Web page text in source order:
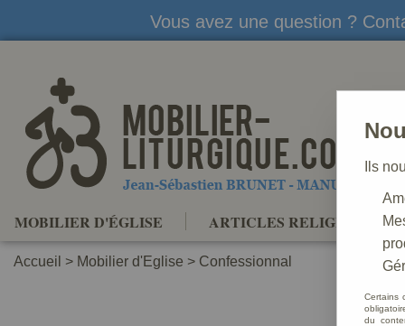
Vous avez une question ?
MOBILIER D'ÉGLISE ARTICLES RELIGIEUX
Accueil > Mobilier d'Eglise > Confessionnal
Ils
Certains
du